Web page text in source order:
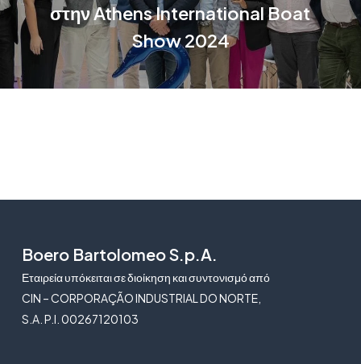
στην Athens International Boat
Show 2024
Boero Bartolomeo S.p.A.
Εταιρεία υπόκειται σε διοίκηση και συντονισμό από
CIN – CORPORAÇÃO INDUSTRIAL DO NORTE,
S.A. P.I. 00267120103